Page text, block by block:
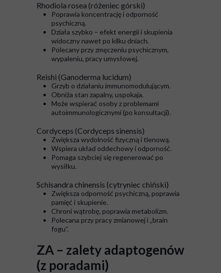
Rhodiola rosea (różeniec górski)
Poprawia koncentrację i odporność
psychiczną.
Działa szybko – efekt energii i skupienia
widoczny nawet po kilku dniach.
Polecany przy zmęczeniu psychicznym,
wypaleniu, pracy umysłowej.
Reishi (Ganoderma lucidum)
Grzyb o działaniu immunomodulującym.
Obniża stan zapalny, uspokaja.
Może wspierać osoby z problemami
autoimmunologicznymi (po konsultacji).
Cordyceps (Cordyceps sinensis)
Zwiększa wydolność fizyczną i tlenową.
Wspiera układ oddechowy i odporność.
Pomaga szybciej się regenerować po
wysiłku.
Schisandra chinensis (cytryniec chiński)
Zwiększa odporność psychiczną, poprawia
pamięć i skupienie.
Chroni wątrobę, poprawia metabolizm.
Polecana przy pracy zmianowej i „brain
fogu”.
ZA – zalety adaptogenów
(z poradami)